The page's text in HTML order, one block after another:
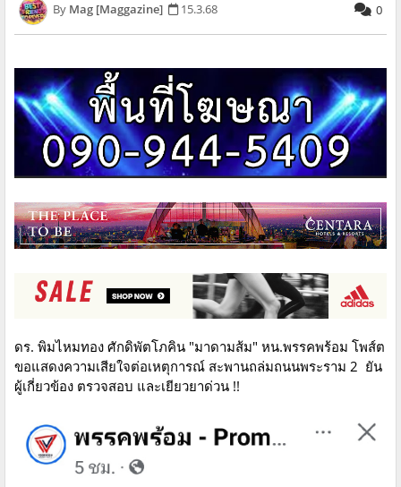
Mag [Maggazine] 15.3.68 0
ดร. พิมไหมทอง ศักดิพัตโภคิน "มาดามส้ม" หน.พรรคพร้อม โพส์ต
ขอแสดงความเสียใจต่อเหตุการณ์ สะพานถล่มถนนพระราม 2 ยัน
ผู้เกี่ยวข้อง ตรวจสอบ และเยียวยาด่วน !!